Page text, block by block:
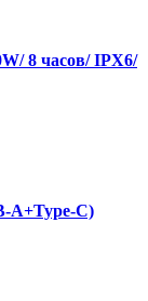
8 часов/ IPX6/
A+Type-C)